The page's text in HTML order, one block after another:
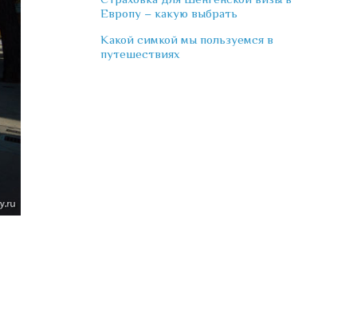
Европу – какую выбрать
Какой симкой мы пользуемся в
путешествиях